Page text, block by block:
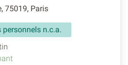
75019, Paris
personnels n.c.a.